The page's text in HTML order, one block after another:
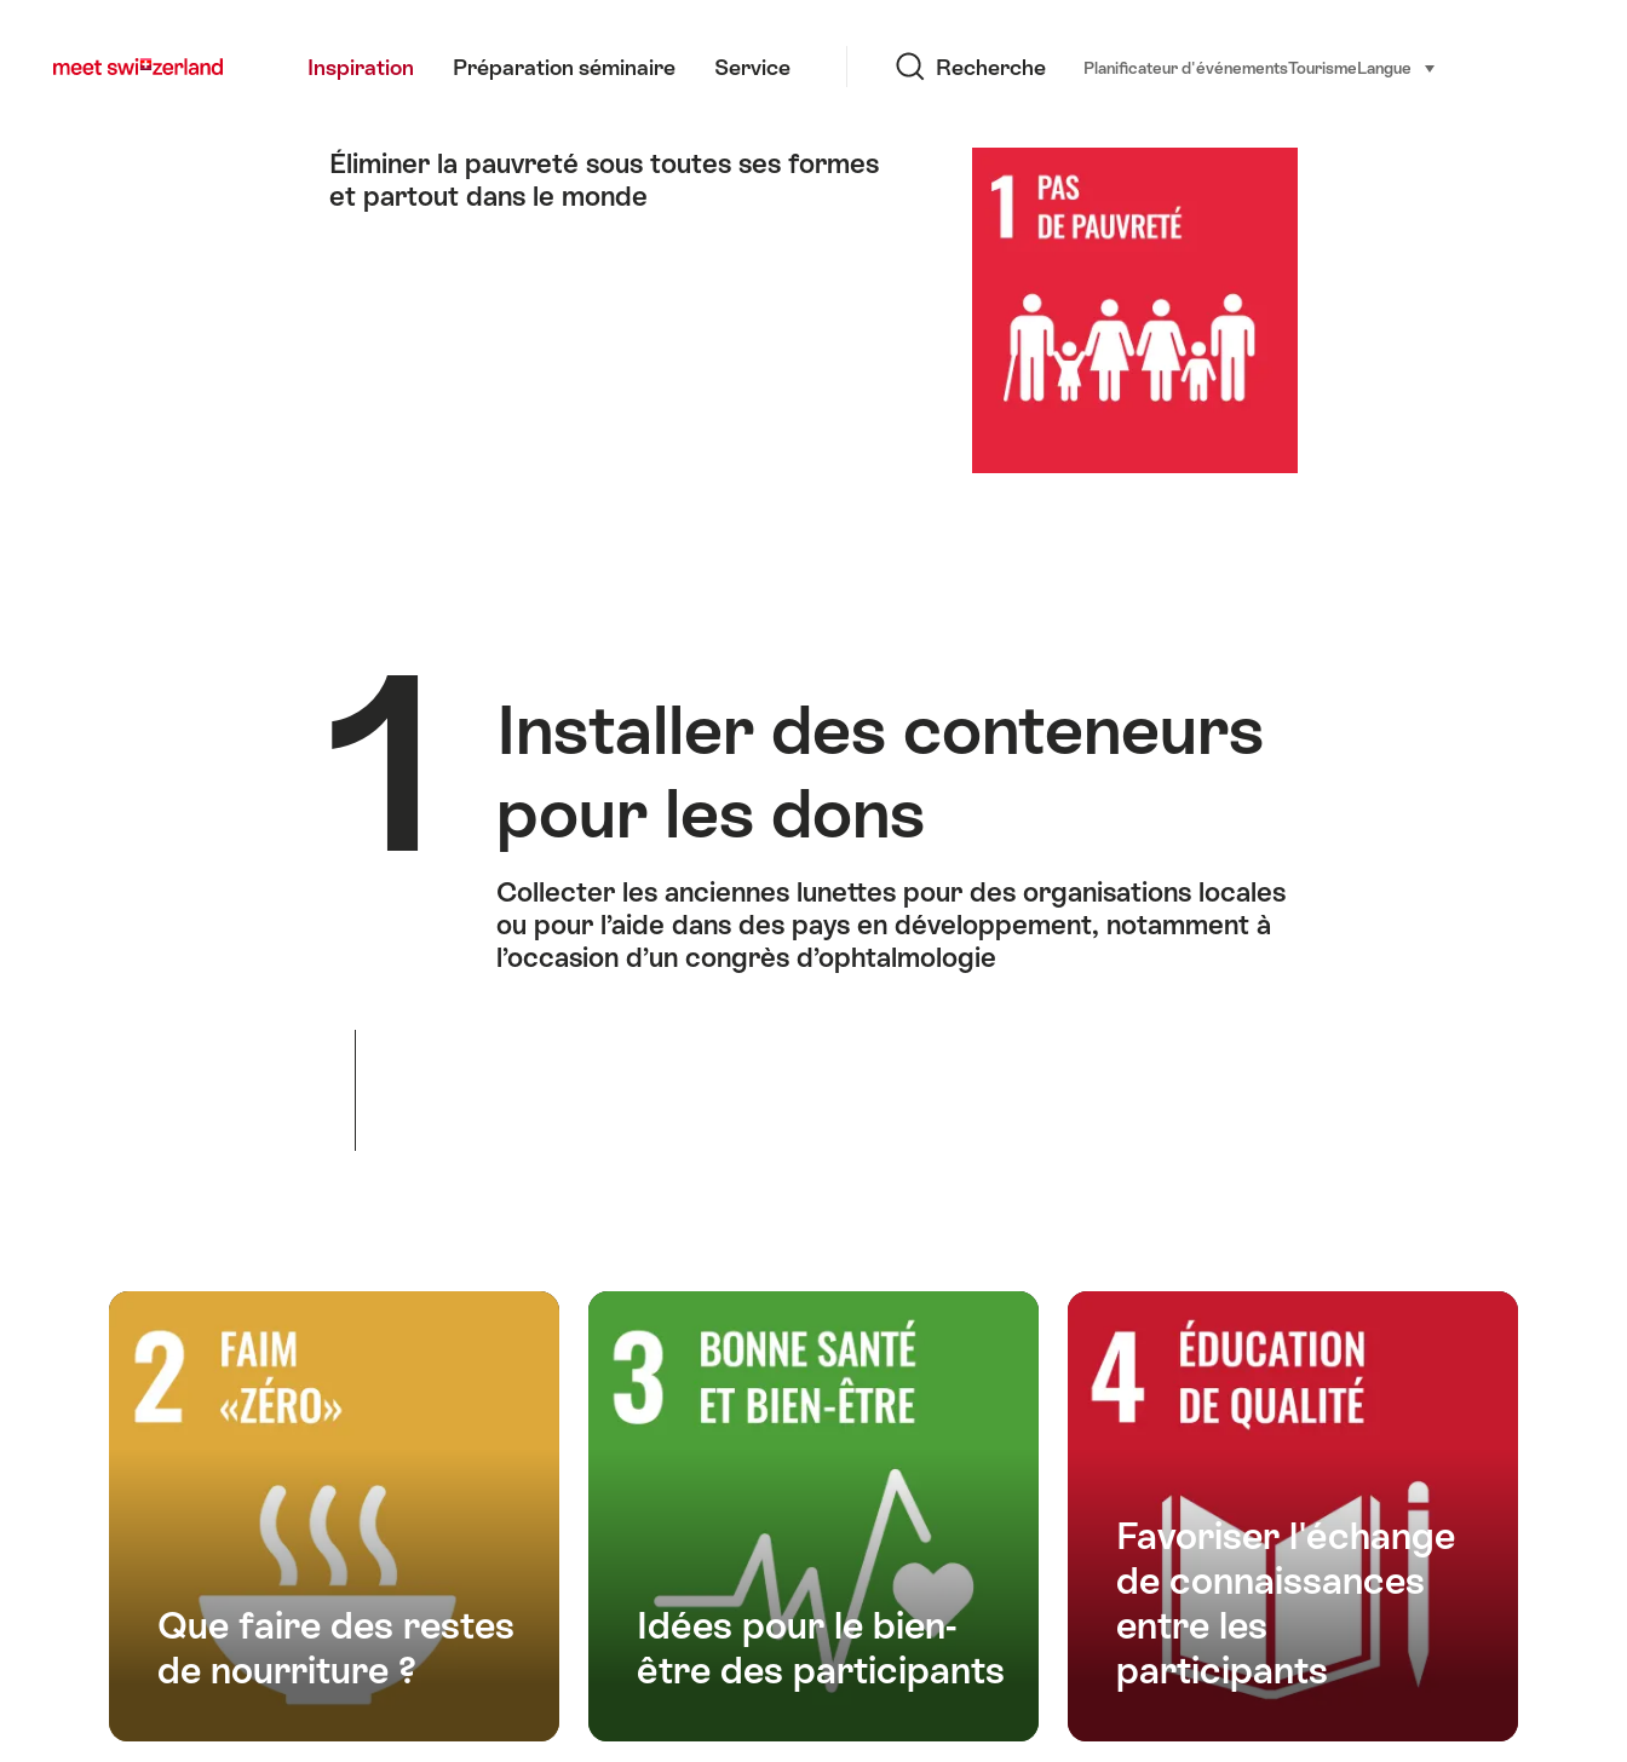
myswitzerland.com
Inspiration Préparation séminaire Service Recherche Planificateur d'événementsTourisme Langue sélectionner (cliquer pour
Éliminer la pauvreté sous toutes ses formes
et partout dans le monde
Installer des conteneurs
pour les dons
Collecter les anciennes lunettes pour des organisations locales
ou pour l’aide dans des pays en développement, notamment à
l’occasion d’un congrès d’ophtalmologie
Que faire des restes
de nourriture ?
Idées pour le bien-
être des participants
Favoriser l'échange
de connaissances
entre les
participants